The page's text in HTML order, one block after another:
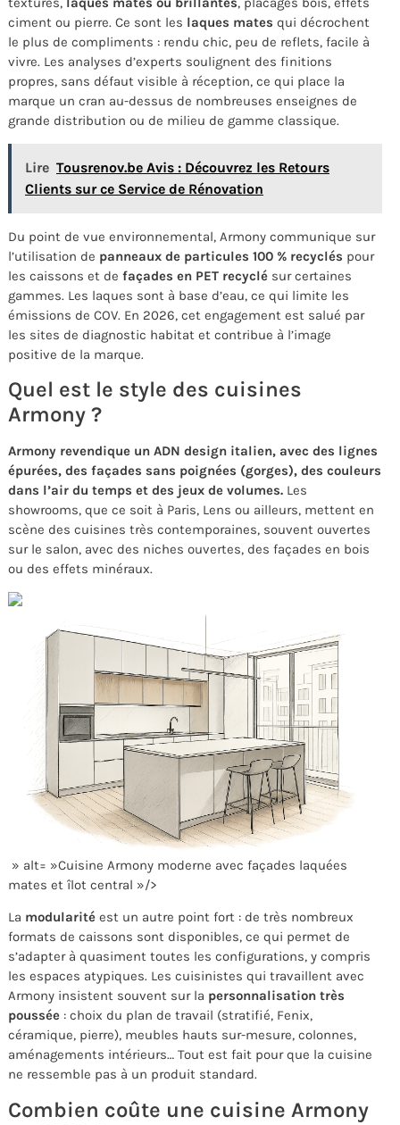
ciment ou pierre. Ce sont les laques mates qui décrochent
le plus de compliments : rendu chic, peu de reflets, facile à
vivre. Les analyses d’experts soulignent des finitions
propres, sans défaut visible à réception, ce qui place la
marque un cran au-dessus de nombreuses enseignes de
grande distribution ou de milieu de gamme classique.
Lire Tousrenov.be Avis : Découvrez les Retours
Clients sur ce Service de Rénovation
Du point de vue environnemental, Armony communique sur
l’utilisation de panneaux de particules 100 % recyclés pour
les caissons et de façades en PET recyclé sur certaines
gammes. Les laques sont à base d’eau, ce qui limite les
émissions de COV. En 2026, cet engagement est salué par
les sites de diagnostic habitat et contribue à l’image
positive de la marque.
Quel est le style des cuisines
Armony ?
Armony revendique un ADN design italien, avec des lignes
épurées, des façades sans poignées (gorges), des couleurs
dans l’air du temps et des jeux de volumes. Les
showrooms, que ce soit à Paris, Lens ou ailleurs, mettent en
scène des cuisines très contemporaines, souvent ouvertes
sur le salon, avec des niches ouvertes, des façades en bois
ou des effets minéraux.
» alt= »Cuisine Armony moderne avec façades laquées
mates et îlot central »/>
La modularité est un autre point fort : de très nombreux
formats de caissons sont disponibles, ce qui permet de
s’adapter à quasiment toutes les configurations, y compris
les espaces atypiques. Les cuisinistes qui travaillent avec
Armony insistent souvent sur la personnalisation très
poussée : choix du plan de travail (stratifié, Fenix,
céramique, pierre), meubles hauts sur-mesure, colonnes,
aménagements intérieurs… Tout est fait pour que la cuisine
ne ressemble pas à un produit standard.
Combien coûte une cuisine Armony